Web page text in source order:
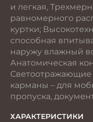
и легкая,
равномерного
куртки;
способная
наружу влажный
Анатомическая
карманы – для
пропуска,
ХАРАКТЕРИСТИКИ